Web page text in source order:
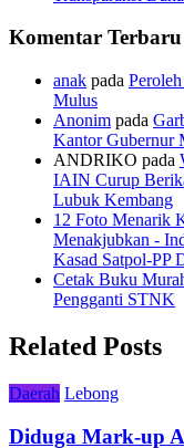
Komentar Terbaru
anak pada
Mulus
Anonim pada
Kantor Gubernur
ANDRIKO pada
IAIN Curup
Lubuk Kembang
12 Foto Menarik
Menakjubkan -
Kasad Satpol-PP
Cetak Buku
Pengganti STNK
Related Posts
Daerah Lebong
Diduga Mark-up